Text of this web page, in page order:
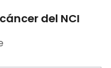
del NCI